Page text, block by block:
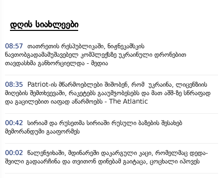
დღის სიახლეები
08:57 თათრეთის რესპუბლიკაში, ნიჟნეკამსკის
ნავთობგადამამუშავებელ კომპლექსზე უკრაინული დრონებით
თავდასხმა განხორციელდა - მედია
08:35
Patriot-ის მწარმოებლები შიშობენ, რომ უკრაინა, ლიცენზიის
მიღების შემთხვევაში, რაკეტებს გააუმჯობესებს და მათ აშშ-ზე სწრაფად
და გაცილებით იაფად აწარმოებს - The Atlantic
00:42
სირიამ და რუსეთმა სირიაში რუსული ბაზების შესახებ
მემორანდუმი გააფორმეს
00:02
წალენჯიხაში, მდინარეში დაკარგული კაცი, რომელმაც დედა-
შვილი გადაარჩინა და თვითონ დინებამ გაიტაცა, ცოცხალი იპოვეს